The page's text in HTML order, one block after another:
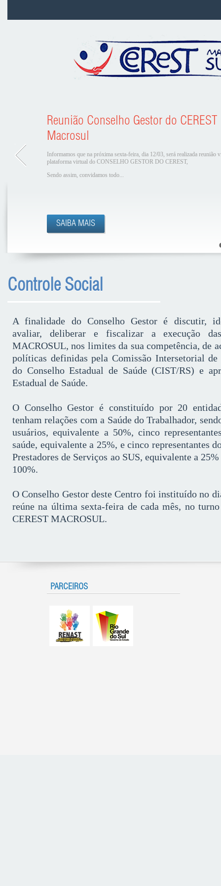
Reunião Conselho Gestor do CEREST
Macrosul
Informamos que na próxima sexta-feira, dia 12/03, será realizada reunião
plataforma virtual do CONSELHO GESTOR DO CEREST,
Sendo assim, convidamos todo...
Controle Social
A finalidade do Conselho Gestor é discutir,
avaliar, deliberar e fiscalizar a execução
MACROSUL, nos limites da sua competência, de
políticas definidas pela Comissão Intersetorial de
do Conselho Estadual de Saúde (CIST/RS) e
Estadual de Saúde.
O Conselho Gestor é constituído por 20
tenham relações com a Saúde do Trabalhador,
usuários, equivalente a 50%, cinco
saúde, equivalente a 25%, e cinco representantes
Prestadores de Serviços ao SUS, equivalente a
100%.
O Conselho Gestor deste Centro foi instituído no
reúne na última sexta-feira de cada mês, no
CEREST MACROSUL.
PARCEIROS